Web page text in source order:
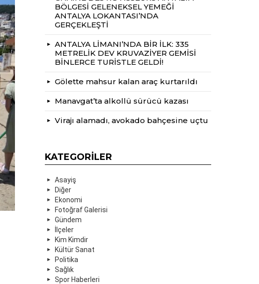
BÖLGESİ GELENEKSEL YEMEĞİ
ANTALYA LOKANTASI’NDA
GERÇEKLEŞTİ
ANTALYA LİMANI’NDA BİR İLK: 335
METRELİK DEV KRUVAZİYER GEMİSİ
BİNLERCE TURİSTLE GELDİ!
Gölette mahsur kalan araç kurtarıldı
Manavgat’ta alkollü sürücü kazası
Virajı alamadı, avokado bahçesine uçtu
KATEGORILER
Asayiş
Diğer
Ekonomi
Fotoğraf Galerisi
Gündem
İlçeler
Kim Kimdir
Kültür Sanat
Politika
Sağlık
Spor Haberleri